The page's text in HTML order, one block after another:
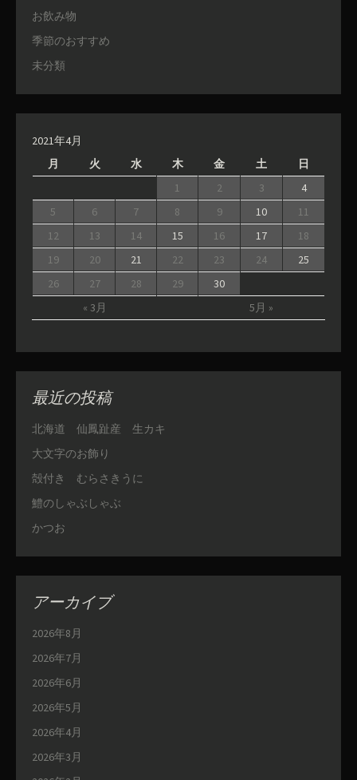
お飲み物
季節のおすすめ
未分類
2021年4月
月
火 水 木 金 土 日
« 3月 5月 »
1 2 3
4
5
6 7 8 9 10
11
12
13 14 15 16 17
18
19
20 21 22 23 24
25
26
27 28 29 30
最近の投稿
北海道 仙鳳趾産 生カキ
大文字のお飾り
殻付き むらさきうに
鱧のしゃぶしゃぶ
かつお
アーカイブ
2026年8月
2026年7月
2026年6月
2026年5月
2026年4月
2026年3月